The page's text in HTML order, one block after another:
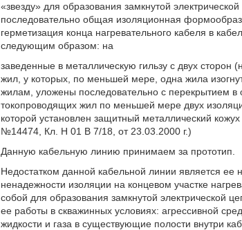
«звезду» для образования замкнутой
последовательно общая изоляционная
герметизация конца нагревательного кабеля в
следующим образом: на
заведенные в металлическую гильзу с двух сторон
жил, у которых, по меньшей мере, одна жила
жилам, уложены последовательно с перекрытием в
токопроводящих жил по меньшей мере двух
которой установлен защитный металлический
№14474, Кл. Н 01 В 7/18, от 23.03.2000 г.)
Данную кабельную линию принимаем за прототип.
Недостатком данной кабельной линии является ее
ненадежности изоляции на концевом участке
собой для образования замкнутой электрической
ее работы в скважинных условиях: агрессивной
жидкости и газа в существующие полости внутри